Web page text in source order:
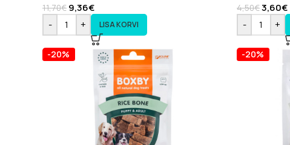
11,70€ 9,36€
-
+ LISA KORVI
4,50€3,60€
-
+
-20% -20%